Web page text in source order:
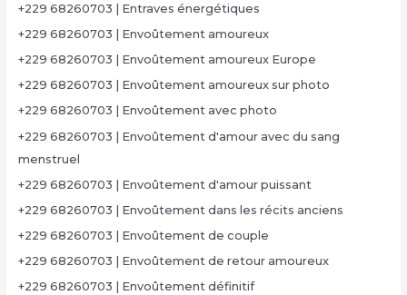
+229 68260703 | Entraves énergétiques
+229 68260703 | Envoûtement amoureux
+229 68260703 | Envoûtement amoureux Europe
+229 68260703 | Envoûtement amoureux sur photo
+229 68260703 | Envoûtement avec photo
+229 68260703 | Envoûtement d'amour avec du sang
menstruel
+229 68260703 | Envoûtement d'amour puissant
+229 68260703 | Envoûtement dans les récits anciens
+229 68260703 | Envoûtement de couple
+229 68260703 | Envoûtement de retour amoureux
+229 68260703 | Envoûtement définitif